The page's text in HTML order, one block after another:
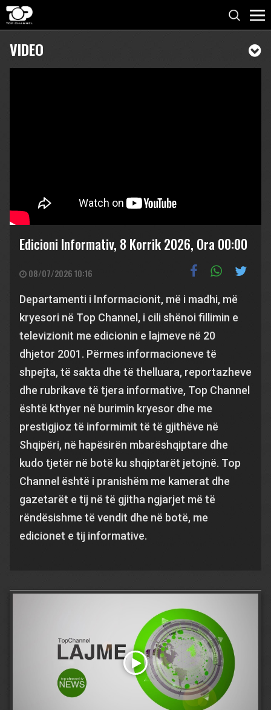
VIDEO
Edicioni Informativ, 8 Korrik 2026, Ora 00:00
08/07/2026 10:16
Departamenti i Informacionit, më i madhi, më
kryesori në Top Channel, i cili shënoi fillimin e
televizionit me edicionin e lajmeve në 20
dhjetor 2001. Përmes informacioneve të
shpejta, të sakta dhe të thelluara, reportazheve
dhe rubrikave të tjera informative, Top Channel
është kthyer në burimin kryesor dhe me
prestigjioz të informimit të të gjithëve në
Shqipëri, në hapësirën mbarëshqiptare dhe
kudo tjetër në botë ku shqiptarët jetojnë. Top
Channel është i pranishëm me kamerat dhe
gazetarët e tij në të gjitha ngjarjet më të
rëndësishme të vendit dhe në botë, me
edicionet e tij informative.